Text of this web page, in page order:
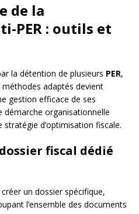
de la
PER : outils et
la détention de plusieurs PER,
méthodes adaptés devient
gestion efficace de ses
démarche organisationnelle
d’optimisation fiscale.
fiscal dédié
un dossier spécifique,
l’ensemble des documents